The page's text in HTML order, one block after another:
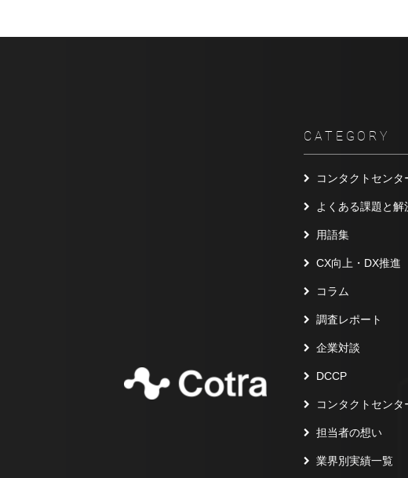
CATEGORY
コンタクトセンタ
よくある課題と解
用語集
CX向上・DX推進
コラム
調査レポート
企業対談
DCCP
コンタクトセン
担当者の想い
業界別実績一覧